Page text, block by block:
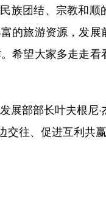
族团结、宗教和顺
的旅游资源，发展
希望大家多走走看
部部长叶夫根尼·
往、促进互利共赢